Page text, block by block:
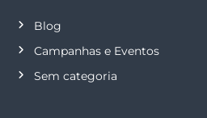
Blog
Campanhas e Eventos
Sem categoria